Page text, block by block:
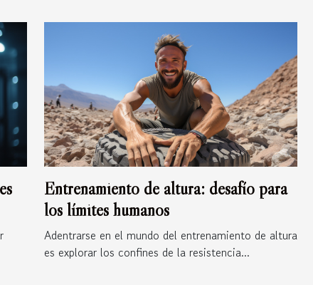
Entrenamiento de altura: desafío para
los límites humanos
Adentrarse en el mundo del entrenamiento de altura
es explorar los confines de la resistencia...